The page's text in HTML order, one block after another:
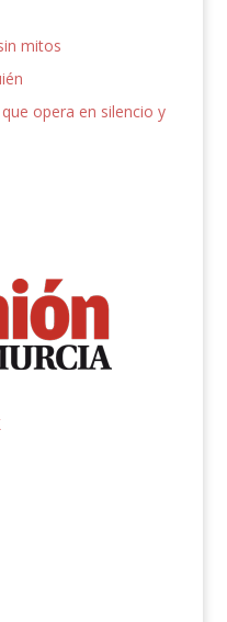
mitos
opera en silencio y